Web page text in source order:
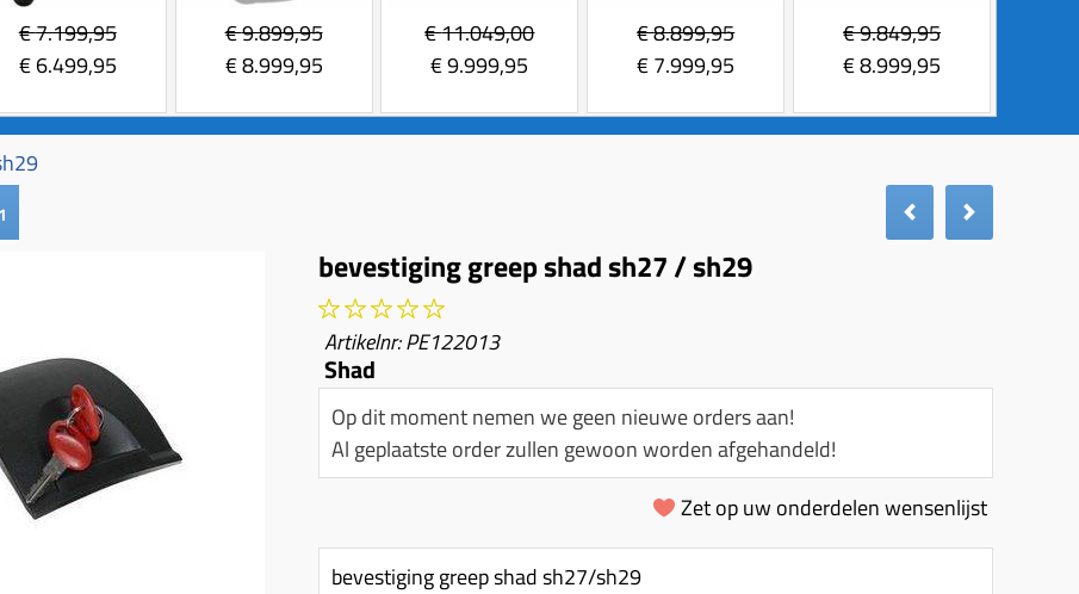
€7.199,95
€6.499,95
€9.899,95
€8.999,95
€11.049,00
€9.999,95
€8.899,95
€7.999,95
€9.849,95
€8.999,95
bevestiging greep shad sh27 / sh29
Artikelnr:PE122013
Shad
Op dit moment nemen we geen nieuwe orders aan!
Al geplaatste order zullen gewoon worden afgehandeld!
Zet op uw onderdelen wensenlijst
bevestiging greep shad sh27/sh29